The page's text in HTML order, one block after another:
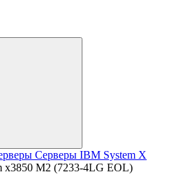
Серверы IBM System X
x3850 M2 (7233-4LG EOL)